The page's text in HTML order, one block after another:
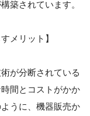
築されています。
メリット】
が分断されている
間とコストがかか
うに、機器販売か